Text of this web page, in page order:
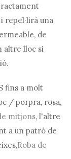
repel·lirà una
de
altre lloc si
fins a molt
/ porpra, rosa,
mitjons, l'altre
a un patró de
Roba de